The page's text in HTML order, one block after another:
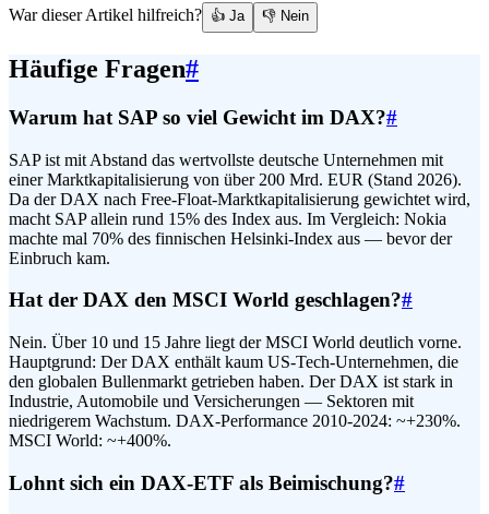
War dieser Artikel hilfreich? 👍 Ja 👎 Nein
Häufige Fragen#
Warum hat SAP so viel Gewicht im DAX?#
SAP ist mit Abstand das wertvollste deutsche Unternehmen mit
einer Marktkapitalisierung von über 200 Mrd. EUR (Stand 2026).
Da der DAX nach Free-Float-Marktkapitalisierung gewichtet wird,
macht SAP allein rund 15% des Index aus. Im Vergleich: Nokia
machte mal 70% des finnischen Helsinki-Index aus — bevor der
Einbruch kam.
Hat der DAX den MSCI World geschlagen?#
Nein. Über 10 und 15 Jahre liegt der MSCI World deutlich vorne.
Hauptgrund: Der DAX enthält kaum US-Tech-Unternehmen, die
den globalen Bullenmarkt getrieben haben. Der DAX ist stark in
Industrie, Automobile und Versicherungen — Sektoren mit
niedrigerem Wachstum. DAX-Performance 2010-2024: ~+230%.
MSCI World: ~+400%.
Lohnt sich ein DAX-ETF als Beimischung?#